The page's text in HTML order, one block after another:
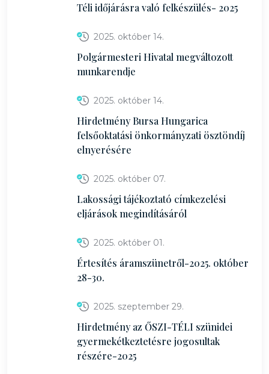
Téli időjárásra való felkészülés- 2025
2025. október 14.
Polgármesteri Hivatal megváltozott
munkarendje
2025. október 14.
Hirdetmény Bursa Hungarica
felsőoktatási önkormányzati ösztöndíj
elnyerésére
2025. október 07.
Lakossági tájékoztató címkezelési
eljárások megindításáról
2025. október 01.
Értesítés áramszünetről-2025. október
28-30.
2025. szeptember 29.
Hirdetmény az ŐSZI-TÉLI szünidei
gyermekétkeztetésre jogosultak
részére-2025